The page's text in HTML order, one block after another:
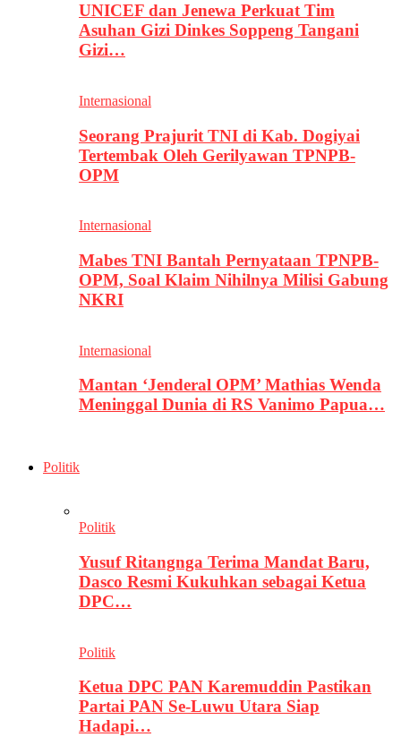
UNICEF dan Jenewa Perkuat Tim
Asuhan Gizi Dinkes Soppeng Tangani
Gizi…
Internasional
Seorang Prajurit TNI di Kab. Dogiyai
Tertembak Oleh Gerilyawan TPNPB-
OPM
Internasional
Mabes TNI Bantah Pernyataan TPNPB-
OPM, Soal Klaim Nihilnya Milisi Gabung
NKRI
Internasional
Mantan ‘Jenderal OPM’ Mathias Wenda
Meninggal Dunia di RS Vanimo Papua…
Politik
Politik
Yusuf Ritangnga Terima Mandat Baru,
Dasco Resmi Kukuhkan sebagai Ketua
DPC…
Politik
Ketua DPC PAN Karemuddin Pastikan
Partai PAN Se-Luwu Utara Siap
Hadapi…